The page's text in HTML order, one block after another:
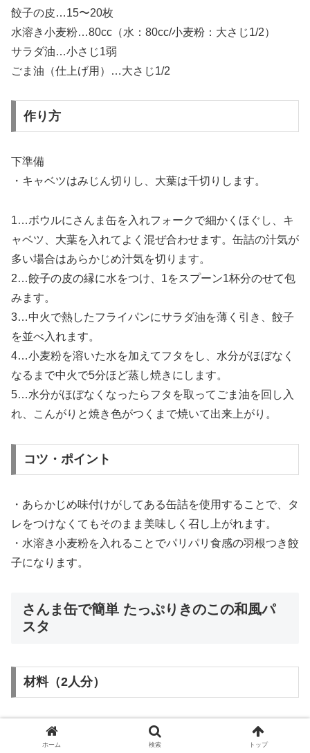
餃子の皮…15〜20枚
水溶き小麦粉…80cc（水：80cc/小麦粉：大さじ1/2）
サラダ油…小さじ1弱
ごま油（仕上げ用）…大さじ1/2
作り方
下準備
・キャベツはみじん切りし、大葉は千切りします。
1…ボウルにさんま缶を入れフォークで細かくほぐし、キ
ャベツ、大葉を入れてよく混ぜ合わせます。缶詰の汁気が
多い場合はあらかじめ汁気を切ります。
2…餃子の皮の縁に水をつけ、1をスプーン1杯分のせて包
みます。
3…中火で熱したフライパンにサラダ油を薄く引き、餃子
を並べ入れます。
4…小麦粉を溶いた水を加えてフタをし、水分がほぼなく
なるまで中火で5分ほど蒸し焼きにします。
5…水分がほぼなくなったらフタを取ってごま油を回し入
れ、こんがりと焼き色がつくまで焼いて出来上がり。
コツ・ポイント
・あらかじめ味付けがしてある缶詰を使用することで、タ
レをつけなくてもそのまま美味しく召し上がれます。
・水溶き小麦粉を入れることでパリパリ食感の羽根つき餃
子になります。
さんま缶で簡単 たっぷりきのこの和風パ
スタ
材料（2人分）
スパゲッティ1.6mm…160g
さんま蒲焼缶…1缶
ホーム 検索 トップ